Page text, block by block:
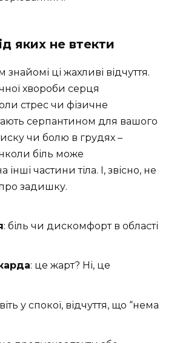
яких не втекти
знайомі ці жахливі відчуття.
хвороби серця
стрес чи фізичне
серпантином для вашого
чи болю в грудях –
біль може
частини тіла. І, звісно, не
задишку.
: біль чи дискомфорт в області
: це жарт? Ні, це
у спокої, відчуття, що “нема